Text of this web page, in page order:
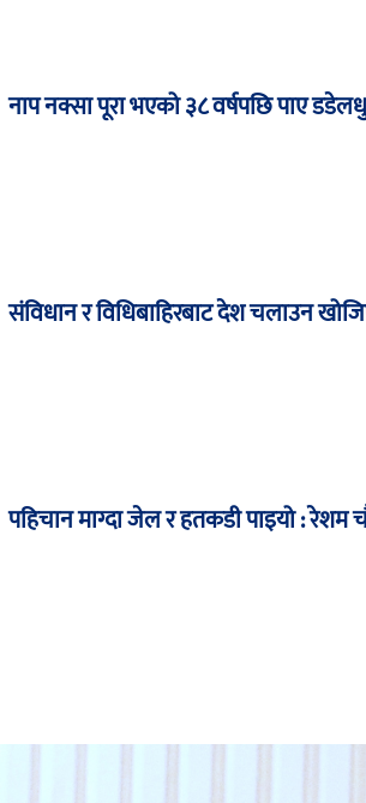
नाप नक्सा पूरा भएको ३८ वर्षपछि पाए
संविधान र विधिबाहिरबाट देश चलाउन
पहिचान माग्दा जेल र हतकडी पाइयो : रेशम